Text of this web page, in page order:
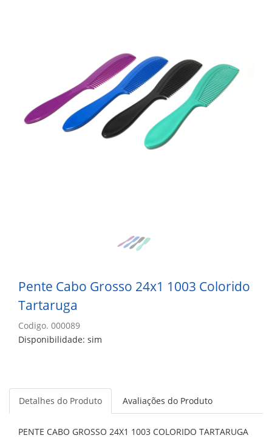
Pente Cabo Grosso 24x1 1003 Colorido
Tartaruga
Codigo. 000089
Disponibilidade: sim
Detalhes do Produto Avaliações do Produto
PENTE CABO GROSSO 24X1 1003 COLORIDO TARTARUGA